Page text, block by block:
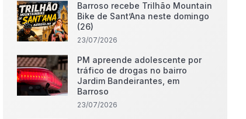
Barroso recebe Trilhão Mountain
Bike de Sant’Ana neste domingo
(26)
23/07/2026
PM apreende adolescente por
tráfico de drogas no bairro
Jardim Bandeirantes, em
Barroso
23/07/2026